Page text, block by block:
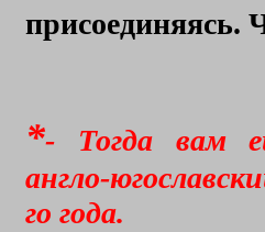
присоединяясь.
*- Тогда вам
англо-
го года.